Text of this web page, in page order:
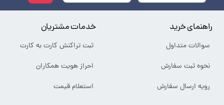
خدمات مشتریان
ثبت تراکنش کارت به کارت
احراز هویت همکاران
استعلام قیمت
راهنمای خرید
سوالات متداول
نحوه ثبت سفارش
رویه ارسال سفارش